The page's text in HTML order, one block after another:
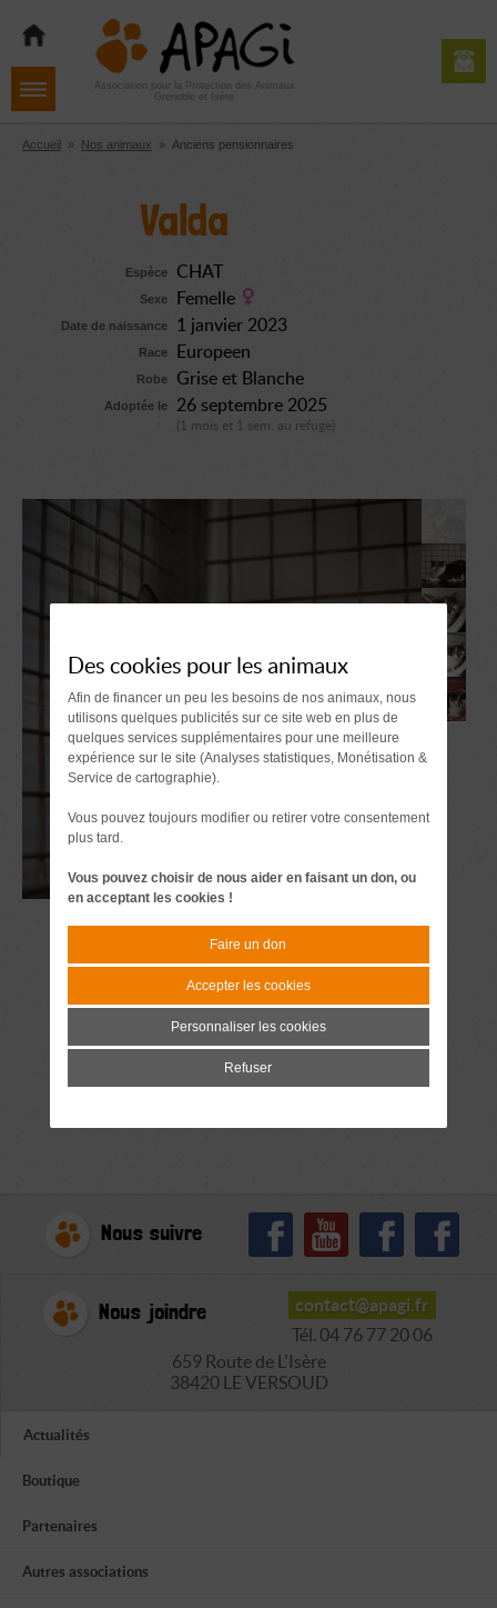
navigation
contenu
Aller
pied
de
Association pour la Protection des Animaux
Grenoble et Isère
Accueil » Nos animaux » Anciens pensionnaires
Valda
Espèce CHAT
Sexe Femelle
Date de naissance 1 janvier 2023
Race Europeen
Robe Grise et Blanche
Adoptée le 26 septembre 2025
(1 mois et 1 sem. au refuge)
Nous suivre
Nous joindre
contact@apagi.fr
Tél. 04 76 77 20 06
659 Route de L'Isère
38420 LE VERSOUD
Actualités
Boutique
Partenaires
Autres associations
Des cookies pour les animaux
Afin de financer un peu les besoins de nos animaux, nous
utilisons quelques publicités sur ce site web en plus de
quelques services supplémentaires pour une meilleure
expérience sur le site (Analyses statistiques, Monétisation &
Service de cartographie).
Vous pouvez toujours modifier ou retirer votre consentement
plus tard.
Vous pouvez choisir de nous aider en faisant un don, ou
en acceptant les cookies !
Faire un don
Accepter les cookies
Personnaliser les cookies
Refuser